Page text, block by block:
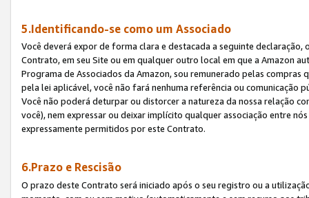
5.Identificando-se como um Associado
Você deverá expor de forma clara e destacada a seguinte
Contrato, em seu Site ou em qualquer outro local em que a Amazon
Programa de Associados da Amazon, sou remunerado pelas
pela lei aplicável, você não fará nenhuma referência ou comunicação
Você não poderá deturpar ou distorcer a natureza da nossa relação
você), nem expressar ou deixar implícito qualquer associação entre
expressamente permitidos por este Contrato.
6.Prazo e Rescisão
O prazo deste Contrato será iniciado após o seu registro ou a